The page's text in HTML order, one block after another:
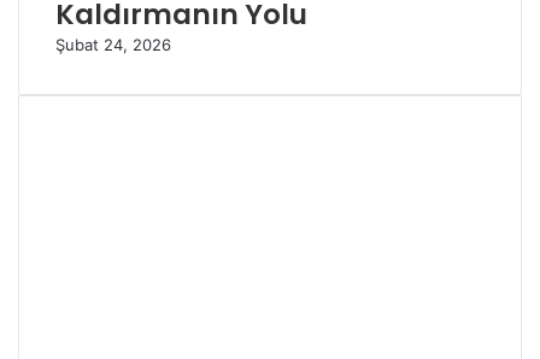
Kaldırmanın Yolu
Şubat 24, 2026